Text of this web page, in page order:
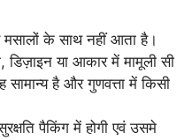
मसालों के साथ नहीं आता है।
डिज़ाइन या आकार में मामूली सी
सामान्य है और गुणवत्ता में किसी
पैकिंग में होगी एवं उसमे